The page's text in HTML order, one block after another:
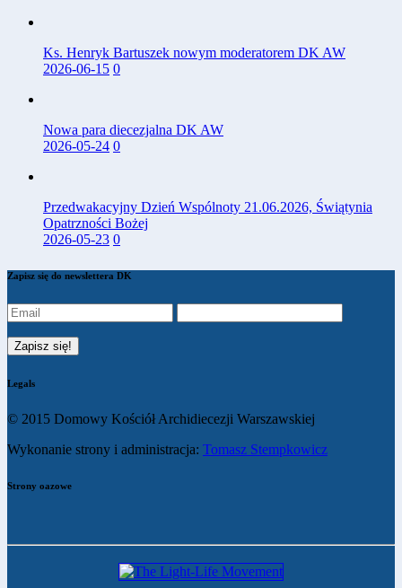
Ks. Henryk Bartuszek nowym moderatorem DK AW
2026-06-15 0
Nowa para diecezjalna DK AW
2026-05-24 0
Przedwakacyjny Dzień Wspólnoty 21.06.2026, Świątynia
Opatrzności Bożej
2026-05-23 0
Zapisz się do newslettera DK
Legals
© 2015 Domowy Kościół Archidiecezji Warszawskiej
Wykonanie strony i administracja: Tomasz Stempkowicz
Strony oazowe